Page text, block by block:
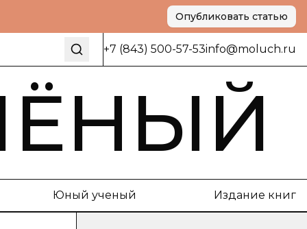
Опубликовать статью
+7 (843) 500-57-53info@moluch.ru
Юный ученый Издание книг